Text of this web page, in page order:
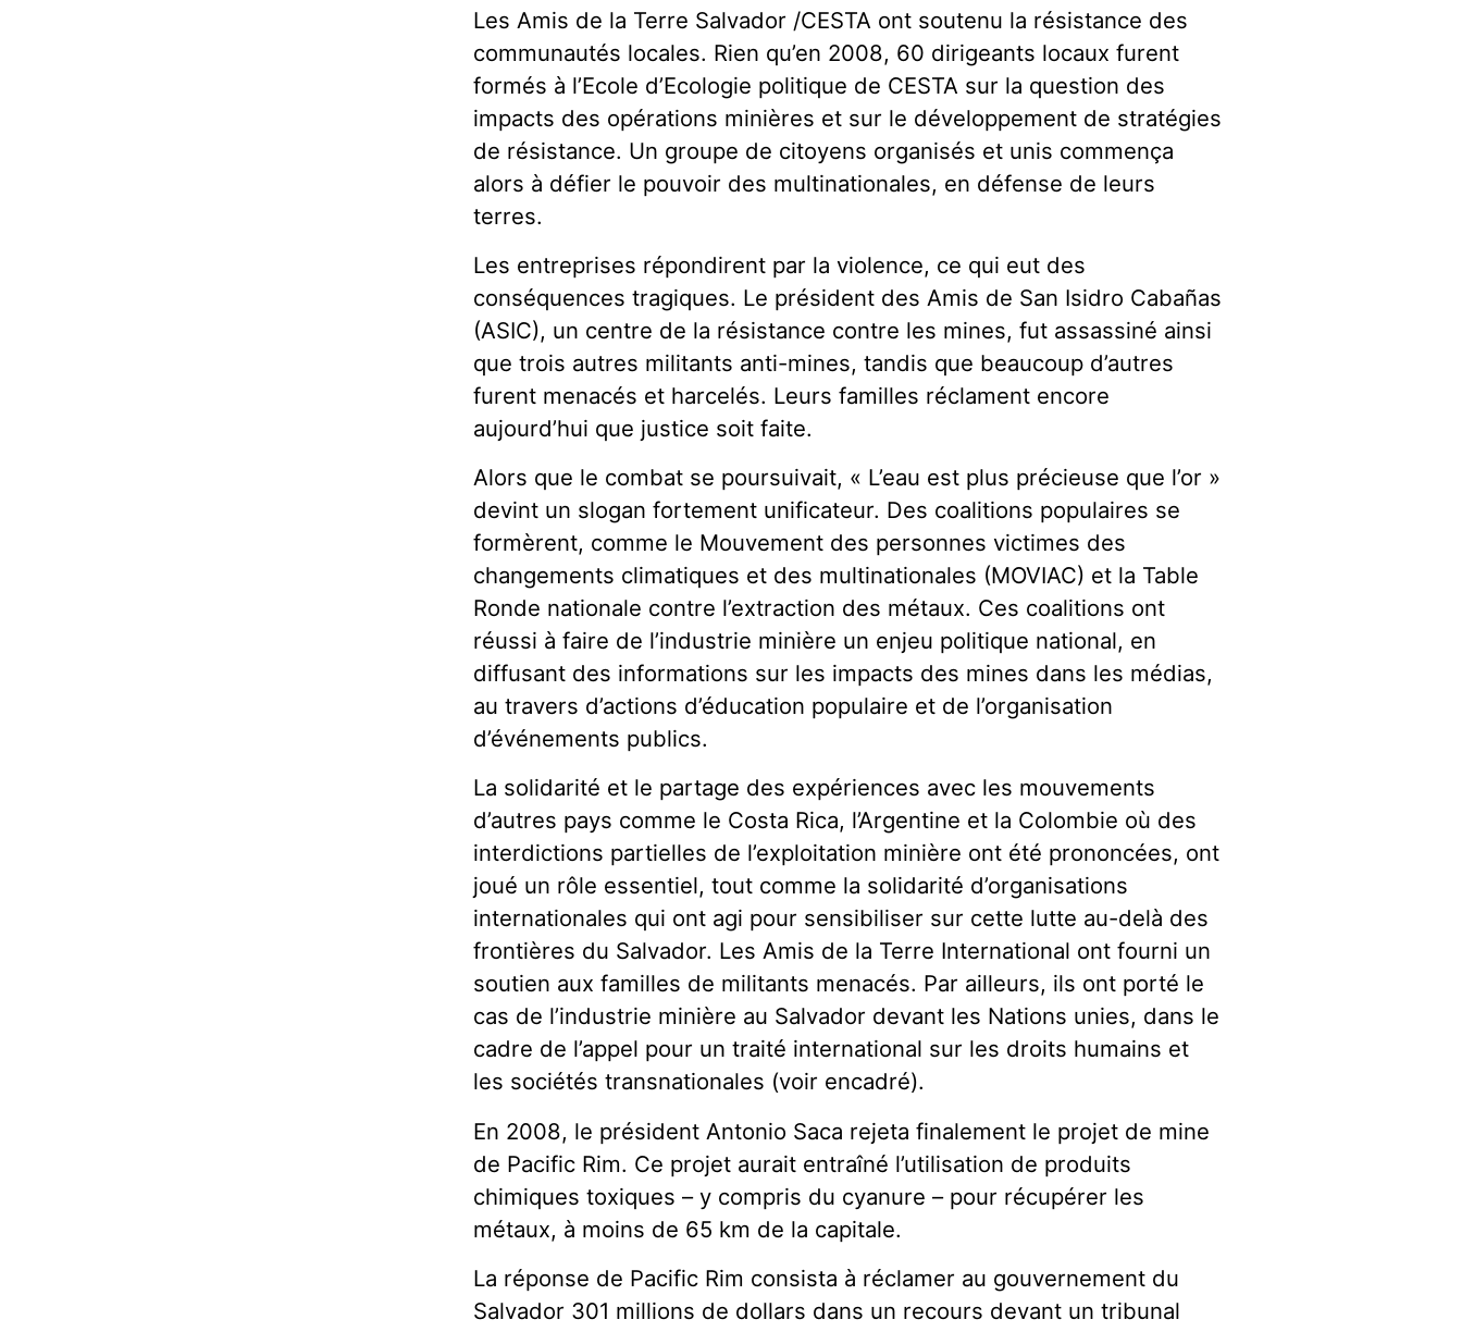
Les Amis de la Terre Salvador /CESTA ont soutenu la résistance des
communautés locales. Rien qu’en 2008, 60 dirigeants locaux furent
formés à l’Ecole d’Ecologie politique de CESTA sur la question des
impacts des opérations minières et sur le développement de stratégies
de résistance. Un groupe de citoyens organisés et unis commença
alors à défier le pouvoir des multinationales, en défense de leurs
terres.
Les entreprises répondirent par la violence, ce qui eut des
conséquences tragiques. Le président des Amis de San Isidro Cabañas
(ASIC), un centre de la résistance contre les mines, fut assassiné ainsi
que trois autres militants anti-mines, tandis que beaucoup d’autres
furent menacés et harcelés. Leurs familles réclament encore
aujourd’hui que justice soit faite.
Alors que le combat se poursuivait, « L’eau est plus précieuse que l’or »
devint un slogan fortement unificateur. Des coalitions populaires se
formèrent, comme le Mouvement des personnes victimes des
changements climatiques et des multinationales (MOVIAC) et la Table
Ronde nationale contre l’extraction des métaux. Ces coalitions ont
réussi à faire de l’industrie minière un enjeu politique national, en
diffusant des informations sur les impacts des mines dans les médias,
au travers d’actions d’éducation populaire et de l’organisation
d’événements publics.
La solidarité et le partage des expériences avec les mouvements
d’autres pays comme le Costa Rica, l’Argentine et la Colombie où des
interdictions partielles de l’exploitation minière ont été prononcées, ont
joué un rôle essentiel, tout comme la solidarité d’organisations
internationales qui ont agi pour sensibiliser sur cette lutte au-delà des
frontières du Salvador. Les Amis de la Terre International ont fourni un
soutien aux familles de militants menacés. Par ailleurs, ils ont porté le
cas de l’industrie minière au Salvador devant les Nations unies, dans le
cadre de l’appel pour un traité international sur les droits humains et
les sociétés transnationales (voir encadré).
En 2008, le président Antonio Saca rejeta finalement le projet de mine
de Pacific Rim. Ce projet aurait entraîné l’utilisation de produits
chimiques toxiques – y compris du cyanure – pour récupérer les
métaux, à moins de 65 km de la capitale.
La réponse de Pacific Rim consista à réclamer au gouvernement du
Salvador 301 millions de dollars dans un recours devant un tribunal